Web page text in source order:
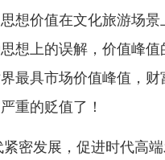
想价值在文化旅游场
想上的误解，价值峰
最具市场价值峰值，财
重的贬值了！
密发展，促进时代高